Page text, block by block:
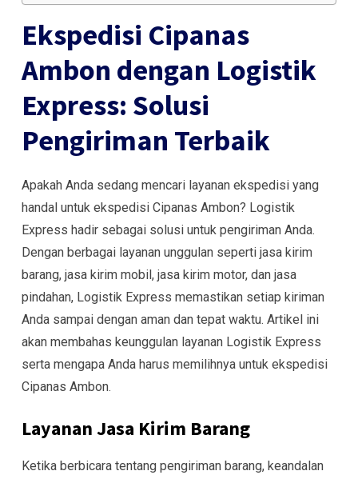
Ekspedisi Cipanas
Ambon dengan Logistik
Express: Solusi
Pengiriman Terbaik
Apakah Anda sedang mencari layanan ekspedisi yang
handal untuk ekspedisi Cipanas Ambon? Logistik
Express hadir sebagai solusi untuk pengiriman Anda.
Dengan berbagai layanan unggulan seperti jasa kirim
barang, jasa kirim mobil, jasa kirim motor, dan jasa
pindahan, Logistik Express memastikan setiap kiriman
Anda sampai dengan aman dan tepat waktu. Artikel ini
akan membahas keunggulan layanan Logistik Express
serta mengapa Anda harus memilihnya untuk ekspedisi
Cipanas Ambon.
Layanan Jasa Kirim Barang
Ketika berbicara tentang pengiriman barang, keandalan